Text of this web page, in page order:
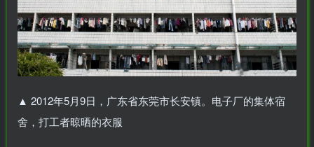
▲ 2012年5月9日，广东省东莞市长安镇。电子厂的集体宿
舍，打工者晾晒的衣服